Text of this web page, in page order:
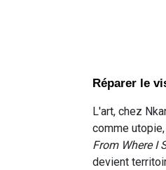
Réparer le
L'art, chez
comme
From Where I
devient